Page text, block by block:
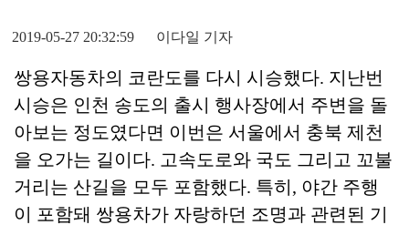
2019-05-27 20:32:59 이다일 기자
쌍용자동차의 코란도를 다시 시승했다. 지난번
시승은 인천 송도의 출시 행사장에서 주변을 돌
아보는 정도였다면 이번은 서울에서 충북 제천
을 오가는 길이다. 고속도로와 국도 그리고 꼬불
거리는 산길을 모두 포함했다. 특히, 야간 주행
이 포함돼 쌍용차가 자랑하던 조명과 관련된 기